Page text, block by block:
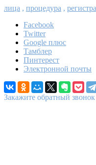
лица , процедура ,
Facebook
Twitter
Google плюс
Тамблер
Пинтерест
Электронной почты
Закажите обратный